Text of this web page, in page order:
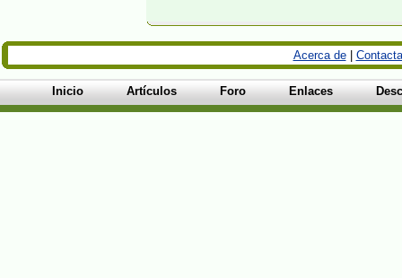
Acerca de|
Inicio Artículos Foro Enlaces